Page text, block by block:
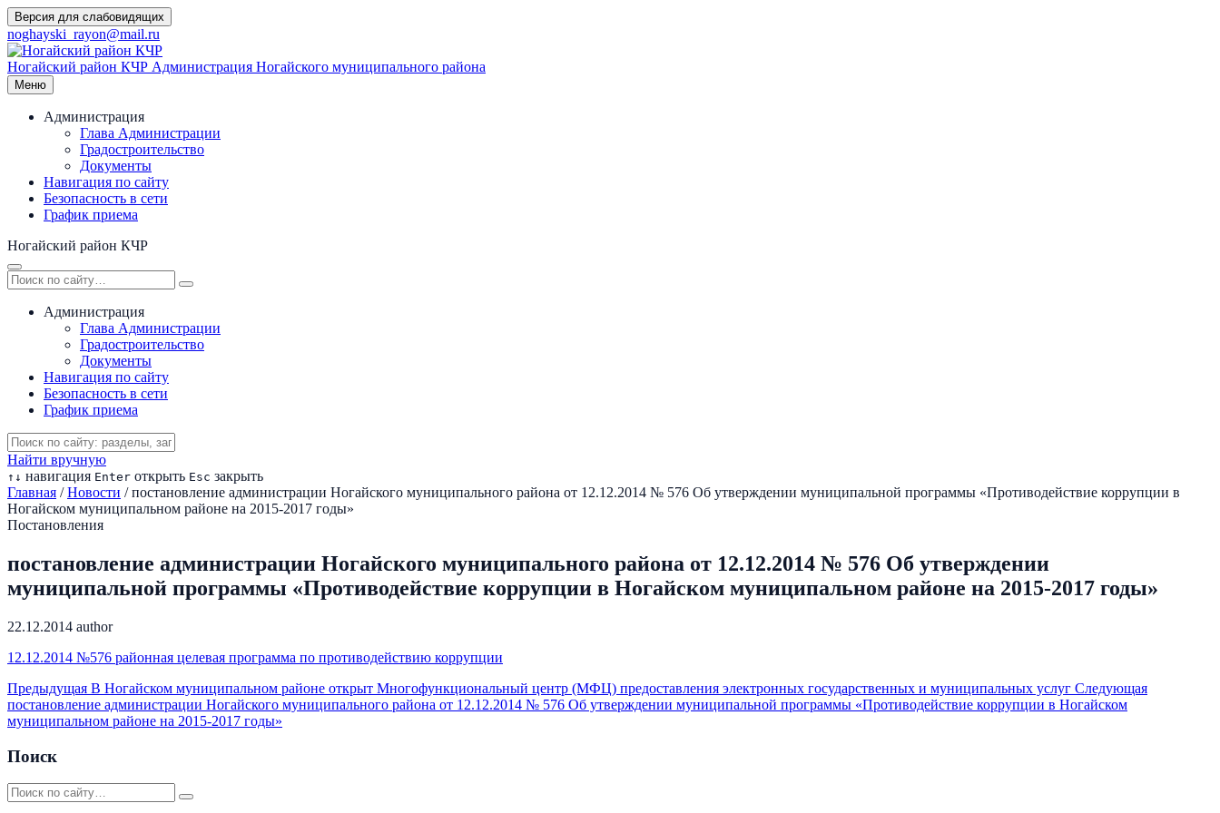
Перейти
к
содержимому
Версия для слабовидящих
noghayski_rayon@mail.ru
Ногайский район КЧР Администрация Ногайского муниципального района
Меню
Администрация
Глава Администрации
Градостроительство
Документы
Навигация по сайту
Безопасность в сети
График приема
Ногайский район КЧР
Администрация
Глава Администрации
Градостроительство
Документы
Навигация по сайту
Безопасность в сети
График приема
Найти вручную
↑ ↓ навигация Enter открыть Esc закрыть
Главная / Новости / постановление администрации Ногайского муниципального района от 12.12.2014 № 576 Об утверждении муниципальной программы «Противодействие коррупции в
Ногайском муниципальном районе на 2015-2017 годы»
Постановления
постановление администрации Ногайского муниципального района от 12.12.2014 № 576 Об утверждении
муниципальной программы «Противодействие коррупции в Ногайском муниципальном районе на 2015-2017 годы»
22.12.2014 author
12.12.2014 №576 районная целевая программа по противодействию коррупции
Предыдущая В Ногайском муниципальном районе открыт Многофункциональный центр (МФЦ) предоставления электронных государственных и муниципальных услуг Следующая
постановление администрации Ногайского муниципального района от 12.12.2014 № 576 Об утверждении муниципальной программы «Противодействие коррупции в Ногайском
муниципальном районе на 2015-2017 годы»
Поиск